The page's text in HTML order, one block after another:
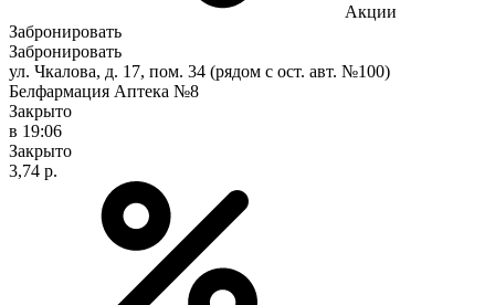
Акции
Забронировать
Забронировать
ул. Чкалова, д. 17, пом. 34 (рядом с ост. авт. №100)
Белфармация Аптека №8
Закрыто
в 19:06
Закрыто
3,74 р.